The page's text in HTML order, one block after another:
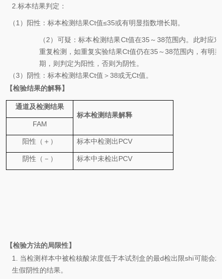
2. 标本结果判定：
（1 ） 阳性：标本检测结果Ct值≤35或有明显指数增长期。
（2）可疑：标本检测结果Ct值在35 ～ 38范围内。此时应
重复检测，如重复实验结果Ct值仍在35 ～38范围内，有明
期，则判定为阳性，否则为阴性。
（3）阴性：标本检测结果Ct值＞ 38或无Ct值。
【检验结果的解释】
通道及检测结果
标本检测结果解释
FAM
阳性（＋） 标本中检测 出PCV
阴性（－） 标本中未检出PCV
【检验方法的局限性】
1. 当检测样本中被检核酸浓度低于本试剂盒的最d检出限shi可能会发
生假阴性的结果。